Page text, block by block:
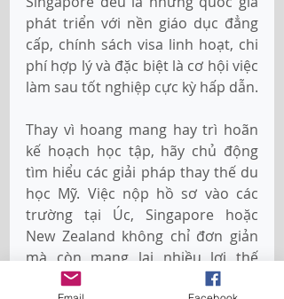
phát triển với nền giáo dục đẳng
cấp, chính sách visa linh hoạt, chi
phí hợp lý và đặc biệt là cơ hội việc
làm sau tốt nghiệp cực kỳ hấp dẫn.
Thay vì hoang mang hay trì hoãn
kế hoạch học tập, hãy chủ động
tìm hiểu các giải pháp thay thế du
học Mỹ. Việc nộp hồ sơ vào các
trường tại Úc, Singapore hoặc
New Zealand không chỉ đơn giản
mà còn mang lại nhiều lợi thế
cạnh tranh trên thị trường việc